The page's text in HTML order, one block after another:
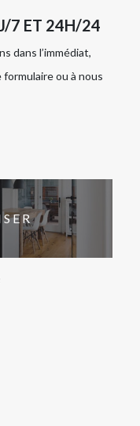
7 ET 24H/24
dans l’immédiat,
formulaire ou à nous